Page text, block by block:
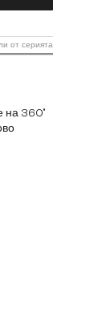
на 360°
от серията